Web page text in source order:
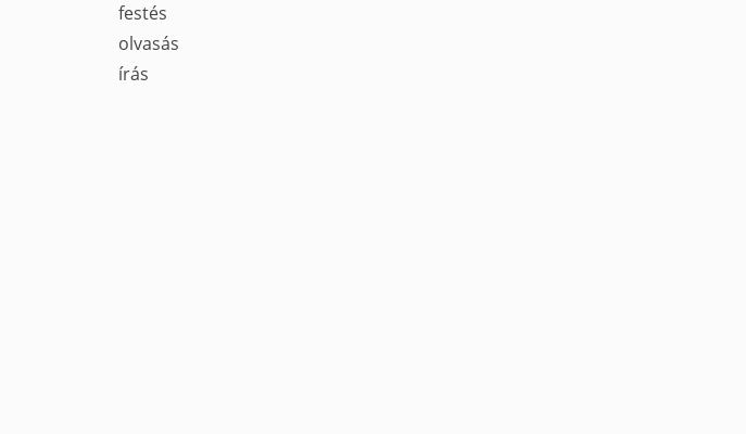
festés
olvasás
írás